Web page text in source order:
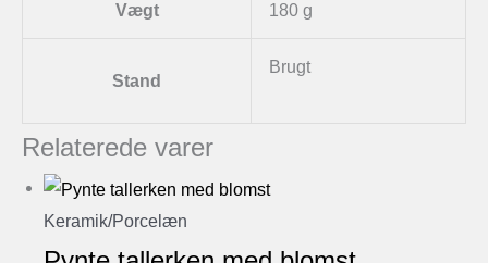
Vægt 180 g
Stand
Brugt
Relaterede varer
Keramik/Porcelæn